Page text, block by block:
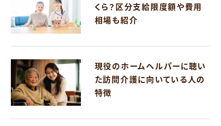
くら？区分支給限度額や費用
相場も紹介
現役のホームヘルパーに聴い
た訪問介護に向いている人の
特徴